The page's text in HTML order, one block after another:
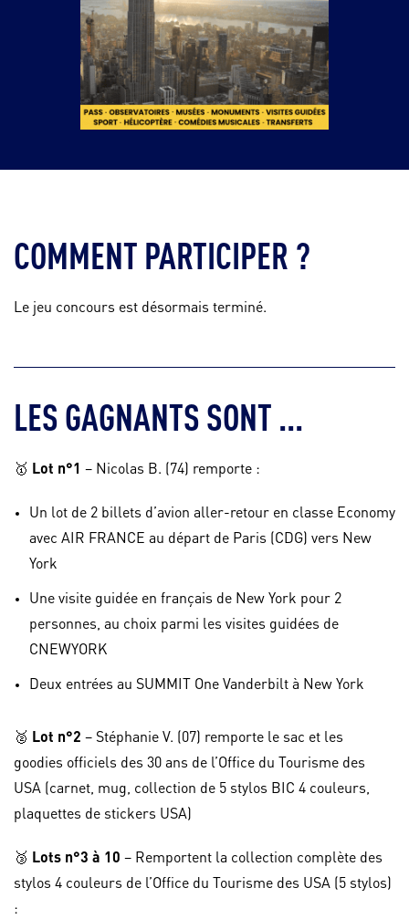
COMMENT PARTICIPER ?
Le jeu concours est désormais terminé.
LES GAGNANTS SONT ...
🥇 Lot n°1 – Nicolas B. (74) remporte :
Un lot de 2 billets d’avion aller-retour en classe Economy
avec AIR FRANCE au départ de Paris (CDG) vers New
York
Une visite guidée en français de New York pour 2
personnes, au choix parmi les visites guidées de
CNEWYORK
Deux entrées au SUMMIT One Vanderbilt à New York
🥈 Lot n°2 – Stéphanie V. (07) remporte le sac et les
goodies officiels des 30 ans de l’Office du Tourisme des
USA (carnet, mug, collection de 5 stylos BIC 4 couleurs,
plaquettes de stickers USA)
🥉 Lots n°3 à 10 – Remportent la collection complète des
stylos 4 couleurs de l’Office du Tourisme des USA (5 stylos)
: